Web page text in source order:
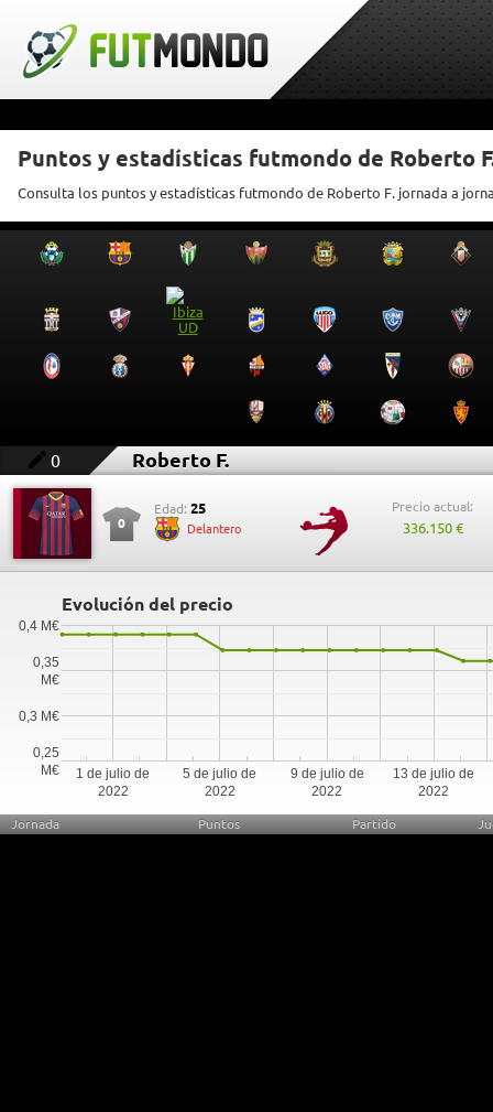
Puntos y estadísticas futmondo de Roberto
Consulta los puntos y estadísticas futmondo de Roberto F. jornada a
0 Roberto F.
0
Edad: 25
Delantero
Precio actual:
336.150 €
Evolución del precio
1 de julio de
2022
5 de julio de
2022
9 de julio de
2022
13 de julio de
2022
0,25
M€
0,3 M€
0,35
M€
0,4 M€
Jornada Puntos Partido